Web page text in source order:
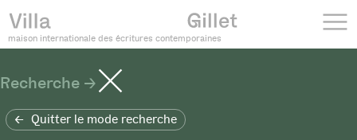
maison internationale des écritures contemporaines
Recherche
Quitter le mode recherche